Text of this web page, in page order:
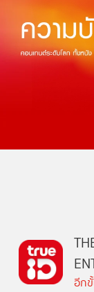
อีก